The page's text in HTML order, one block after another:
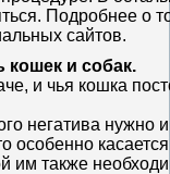
Подробнее о
сайтов.
кошек и собак.
и чья кошка
негатива нужно
особенно
также